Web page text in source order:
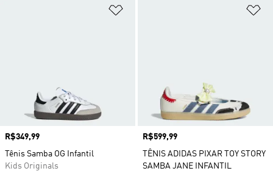
Preço
R$349,99
Tênis Samba OG Infantil
Kids Originals
Preço
R$599,99
TÊNIS ADIDAS PIXAR TOY STORY
SAMBA JANE INFANTIL